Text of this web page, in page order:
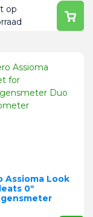
op
Assioma Look
0º